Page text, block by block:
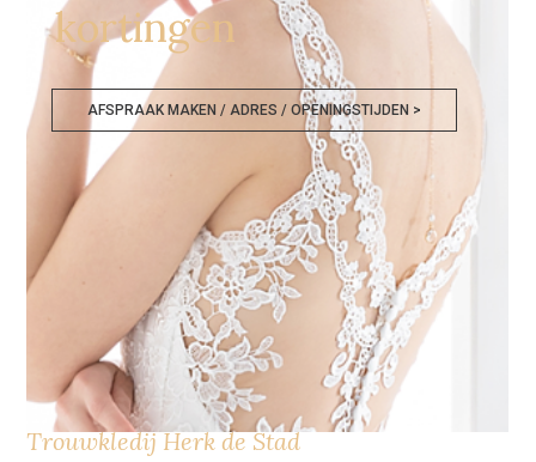
kortingen
AFSPRAAK MAKEN / ADRES / OPENINGSTIJDEN >
Trouwkledij Herk de Stad